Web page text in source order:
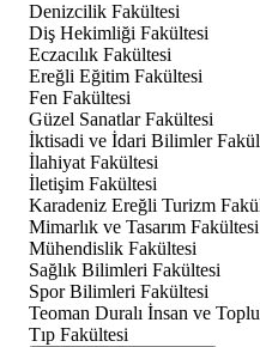
Denizcilik Fakültesi
Diş Hekimliği Fakültesi
Eczacılık Fakültesi
Ereğli Eğitim Fakültesi
Fen Fakültesi
Güzel Sanatlar Fakültesi
İktisadi ve İdari Bilimler
İlahiyat Fakültesi
İletişim Fakültesi
Karadeniz Ereğli Turizm
Mimarlık ve Tasarım Fakültesi
Mühendislik Fakültesi
Sağlık Bilimleri Fakültesi
Spor Bilimleri Fakültesi
Teoman Duralı İnsan ve
Tıp Fakültesi